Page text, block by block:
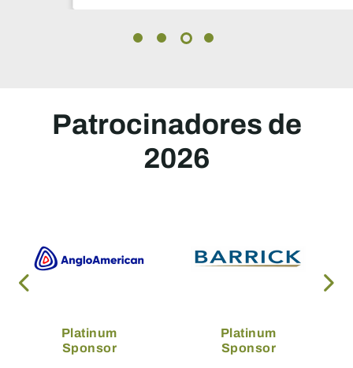
Patrocinadores de
2026
Platinum
Sponsor
Platinum
Sponsor